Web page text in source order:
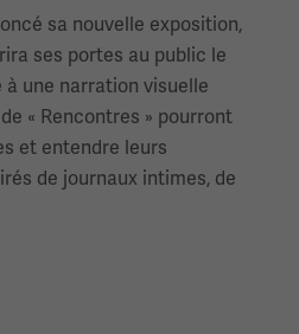
sa nouvelle exposition,
ses portes au public le
à une narration visuelle
« Rencontres » pourront
et entendre leurs
de journaux intimes, de